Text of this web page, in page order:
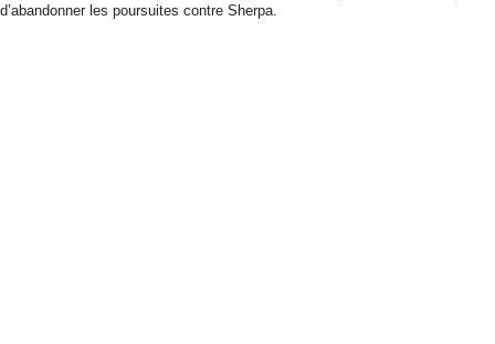
d’abandonner les poursuites contre Sherpa.